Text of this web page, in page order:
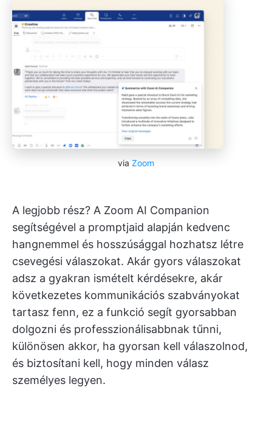
via Zoom
A legjobb rész? A Zoom AI Companion
segítségével a promptjaid alapján kedvenc
hangnemmel és hosszúsággal hozhatsz létre
csevegési válaszokat. Akár gyors válaszokat
adsz a gyakran ismételt kérdésekre, akár
következetes kommunikációs szabványokat
tartasz fenn, ez a funkció segít gyorsabban
dolgozni és professzionálisabbnak tűnni,
különösen akkor, ha gyorsan kell válaszolnod,
és biztosítani kell, hogy minden válasz
személyes legyen.